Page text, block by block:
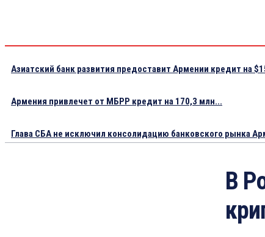
Азиатский банк развития предоставит Армении кредит на
Армения привлечет от МБРР кредит на 170,3 млн...
Глава СБА не исключил консолидацию банковского рынка
В